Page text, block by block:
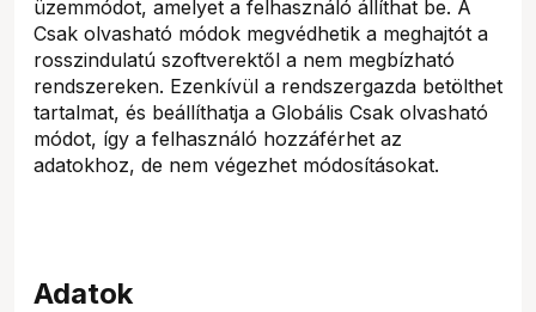
üzemmódot, amelyet a felhasználó állíthat be. A
Csak olvasható módok megvédhetik a meghajtót a
rosszindulatú szoftverektől a nem megbízható
rendszereken. Ezenkívül a rendszergazda betölthet
tartalmat, és beállíthatja a Globális Csak olvasható
módot, így a felhasználó hozzáférhet az
adatokhoz, de nem végezhet módosításokat.
Adatok